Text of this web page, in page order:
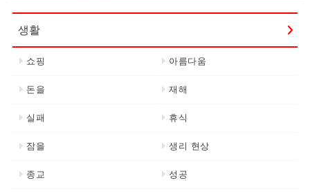
생활
쇼핑 아름다움
돈을 재해
실패 휴식
잠을 생리 현상
종교 성공